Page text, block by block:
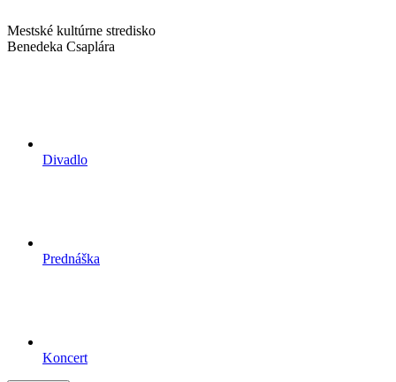
Mestské kultúrne stredisko
Benedeka Csaplára
Divadlo
Prednáška
Koncert